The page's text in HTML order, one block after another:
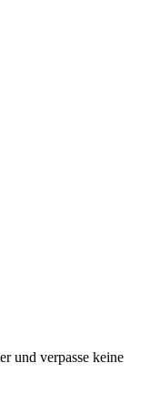
und verpasse keine